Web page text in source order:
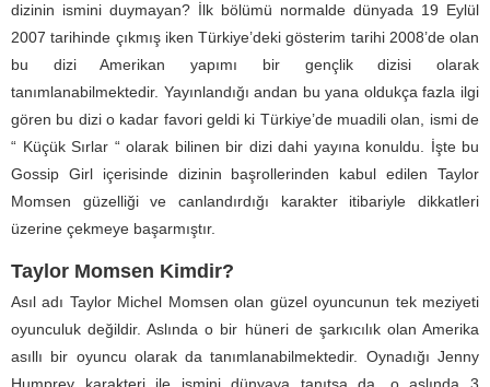
dizinin ismini duymayan? İlk bölümü normalde dünyada 19 Eylül
2007 tarihinde çıkmış iken Türkiye’deki gösterim tarihi 2008’de olan
bu dizi Amerikan yapımı bir gençlik dizisi olarak
tanımlanabilmektedir. Yayınlandığı andan bu yana oldukça fazla ilgi
gören bu dizi o kadar favori geldi ki Türkiye’de muadili olan, ismi de
“ Küçük Sırlar “ olarak bilinen bir dizi dahi yayına konuldu. İşte bu
Gossip Girl içerisinde dizinin başrollerinden kabul edilen Taylor
Momsen güzelliği ve canlandırdığı karakter itibariyle dikkatleri
üzerine çekmeye başarmıştır.
Taylor Momsen Kimdir?
Asıl adı Taylor Michel Momsen olan güzel oyuncunun tek meziyeti
oyunculuk değildir. Aslında o bir hüneri de şarkıcılık olan Amerika
asıllı bir oyuncu olarak da tanımlanabilmektedir. Oynadığı Jenny